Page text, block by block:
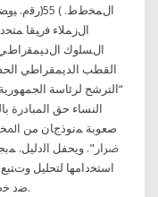
ﺍﻝﻤﺨﻁﻁ. )
ﺍﻝﺴﻠﻭﻙ
القطب الديمقراطي
“الترشح لرئاسة
النساء حق المبادرة
ﴐار". وﻳﺤﻔﻞ اﻟدﻟﻴﻞ.
اﺳﺘﺨداﻣﻬﺎ ﻟﺘﺤﻠﻴﻞ
ﺿد ﺧط اﻟﺤﺰب اﻟﺮﺳﻤﻲ اﳌﻘﺮر، أو ﻳنﺸق ﻣﻦ داﺧﻞ.